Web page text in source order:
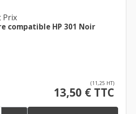
Prix
compatible HP 301 Noir
(11,25 HT)
13,50 € TTC